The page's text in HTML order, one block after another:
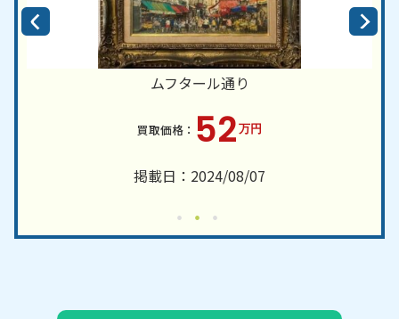
ムフタール通り
52万円
掲載日：2024/08/07